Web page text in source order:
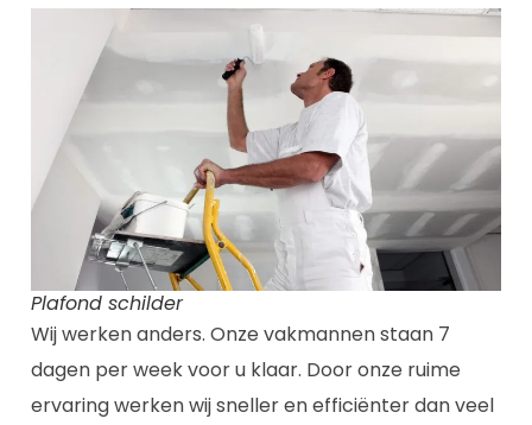
Plafond schilder
Wij werken anders. Onze vakmannen staan 7
dagen per week voor u klaar. Door onze ruime
ervaring werken wij sneller en efficiënter dan veel